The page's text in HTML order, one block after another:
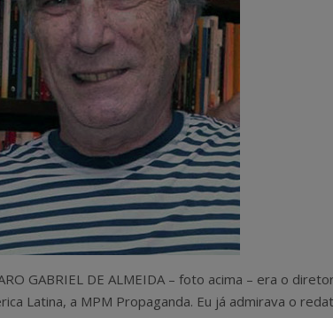
GABRIEL DE ALMEIDA – foto acima – era o
Latina, a MPM Propaganda. Eu já admirava o